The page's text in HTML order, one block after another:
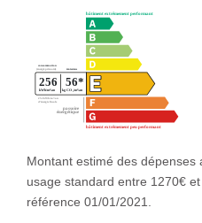
Montant estimé des
usage standard entre 1270€
référence 01/01/2021.